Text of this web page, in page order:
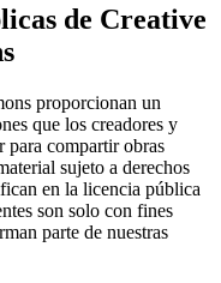
de Creative
proporcionan un
que los creadores y
para compartir obras
sujeto a derechos
en la licencia pública
son solo con fines
parte de nuestras